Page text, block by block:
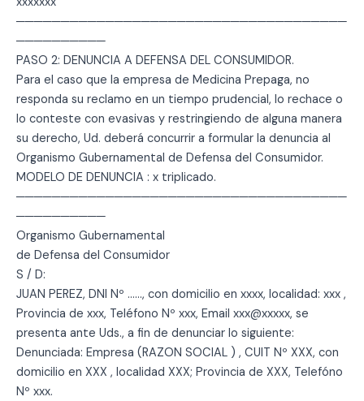
─────────────────────────────────────
──────────
PASO 2: DENUNCIA A DEFENSA DEL CONSUMIDOR.
Para el caso que la empresa de Medicina Prepaga, no
responda su reclamo en un tiempo prudencial, lo rechace o
lo conteste con evasivas y restringiendo de alguna manera
su derecho, Ud. deberá concurrir a formular la denuncia al
Organismo Gubernamental de Defensa del Consumidor.
MODELO DE DENUNCIA : x triplicado.
─────────────────────────────────────
──────────
Organismo Gubernamental
de Defensa del Consumidor
S / D:
JUAN PEREZ, DNI Nº ……, con domicilio en xxxx, localidad: xxx ,
Provincia de xxx, Teléfono Nº xxx, Email xxx@xxxxx, se
presenta ante Uds., a fin de denunciar lo siguiente:
Denunciada: Empresa (RAZON SOCIAL ) , CUIT Nº XXX, con
domicilio en XXX , localidad XXX; Provincia de XXX, Telefóno
Nº xxx.